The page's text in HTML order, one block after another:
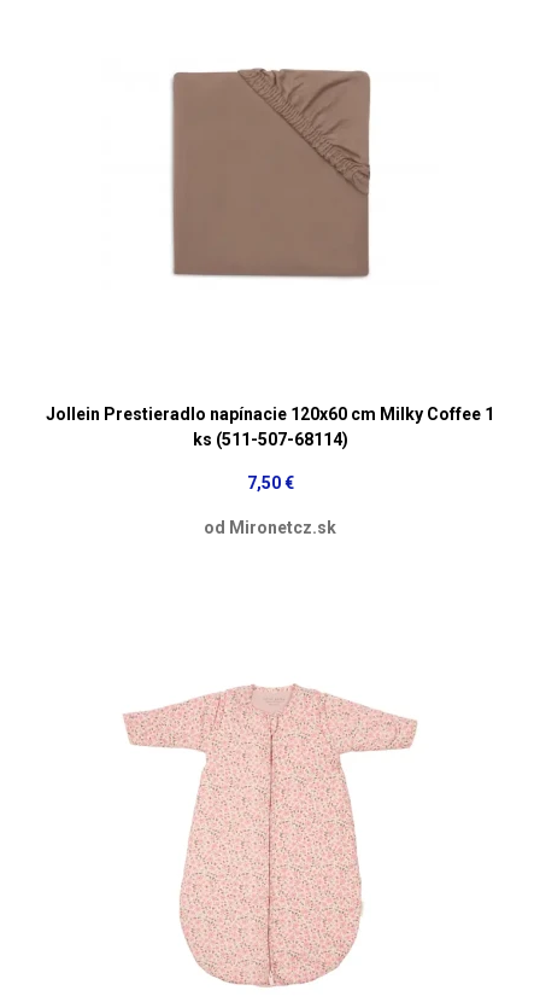
Jollein Prestieradlo napínacie 120x60 cm Milky Coffee 1
ks (511-507-68114)
7,50 €
od Mironetcz.sk